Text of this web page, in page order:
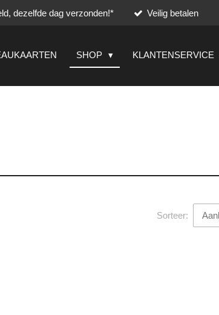
dezelfde dag verzonden!* Veilig betalen
SHOP KLANTENSERVICE
Sorteer: